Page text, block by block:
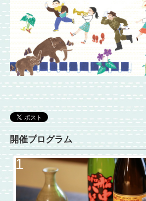
開催プログラム
1